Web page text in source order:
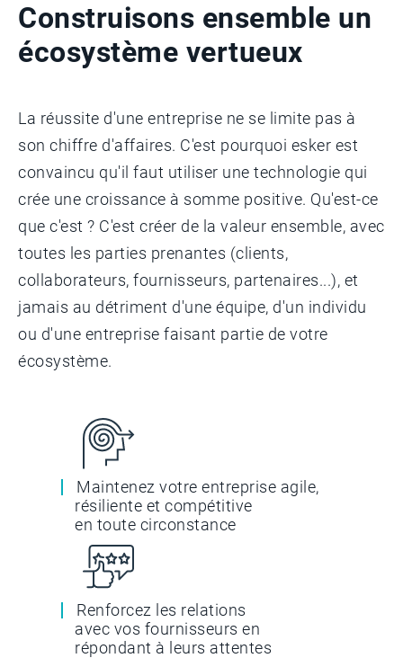
Construisons ensemble un
écosystème vertueux
La réussite d'une entreprise ne se limite pas à
son chiffre d'affaires. C'est pourquoi esker est
convaincu qu'il faut utiliser une technologie qui
crée une croissance à somme positive. Qu'est-ce
que c'est ? C'est créer de la valeur ensemble, avec
toutes les parties prenantes (clients,
collaborateurs, fournisseurs, partenaires...), et
jamais au détriment d'une équipe, d'un individu
ou d'une entreprise faisant partie de votre
écosystème.
Maintenez votre entreprise agile,
résiliente et compétitive
en toute circonstance
Renforcez les relations
avec vos fournisseurs en
répondant à leurs attentes